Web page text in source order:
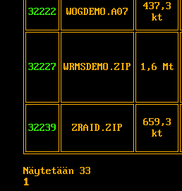
32222 WOGDEMO.A07
437,3
kt
32227 WRMSDEMO.ZIP 1,6 Mt
32239 ZRAID.ZIP
659,3
kt
Näytetään 33
1